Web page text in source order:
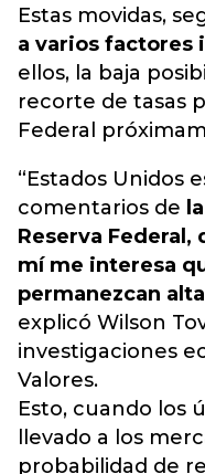
Estas movidas,
a varios factores
ellos, la baja
recorte de tasas
Federal
“Estados Unidos
comentarios de
Reserva
mí me interesa
permanezcan
explicó Wilson
investigaciones
Valores.
Esto, cuando los
llevado a los
probabilidad de